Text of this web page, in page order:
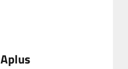
Aplus